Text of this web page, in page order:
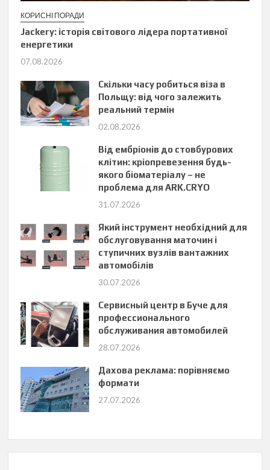
КОРИСНІ ПОРАДИ
Jackery: історія світового лідера портативної
енергетики
07.08.2026
Скільки часу робиться віза в
Польщу: від чого залежить
реальний термін
02.08.2026
Від ембріонів до стовбурових
клітин: кріопревезення будь-
якого біоматеріалу – не
проблема для ARK.CRYO
31.07.2026
Який інструмент необхідний для
обслуговування маточин і
ступичних вузлів вантажних
автомобілів
30.07.2026
Сервисный центр в Буче для
профессионального
обслуживания автомобилей
28.07.2026
Дахова реклама: порівняємо
формати
27.07.2026